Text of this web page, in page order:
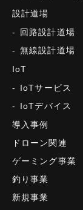
設計道場
回路設計道場
無線設計道場
IoT
IoTサービス
IoTデバイス
導入事例
ドローン関連
ゲーミング事業
釣り事業
新規事業